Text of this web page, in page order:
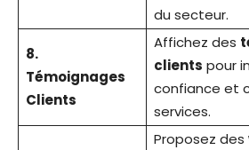
du secteur.
8.
Témoignages
Clients
Affichez des
clients pour
confiance et
services.
Proposez des